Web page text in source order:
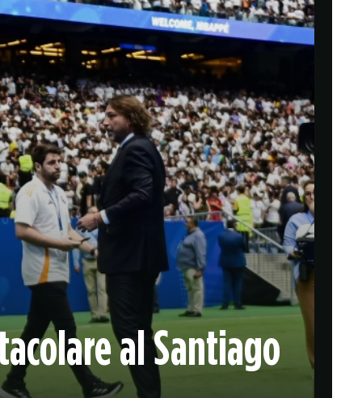
In programma sabato 28 giugno alle
23:00 in Illinois, Brasile-Italia è una
super classica del volley mondiale
PRONOSTICI/RACCHETTE
ATP Eastbourne, Fritz-Brooksby: analisi
e pronostico
Derby statunitense con il n. 5 della
classifica ATP favorito secondo i
bookmakers
PRONOSTICI/CALCIO ESTERO
Eliteserien, Bodø/Glimt-Sarpsborg 08:
analisi e pronostico
Una delle sfide più interessanti
dell'undicesima giornata di Eliteserien
è in programma nel nord della
Norvegia
11:10
PRONOSTICI/CALCIO ESTERO
La Juve e il Mondiale per Club, dagli
ottavi alla finale: cosa ne pensano i
bookmakers
Ecco le quote relative ai bianconeri
dopo la sconfitta contro il City e in vista
della sfida contro il Real Madrid
11:05
al Santiago